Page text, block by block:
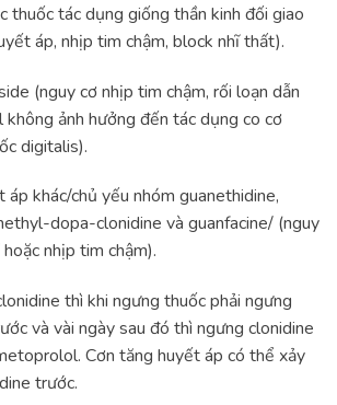
thuốc tác dụng giống thần kinh đối giao
áp, nhịp tim chậm, block nhĩ thất).
(nguy cơ nhịp tim chậm, rối loạn dẫn
ảnh hưởng đến tác dụng co cơ
digitalis).
áp khác/chủ yếu nhóm guanethidine,
dopa-clonidine và guanfacine/ (nguy
nhịp tim chậm).
thì khi ngưng thuốc phải ngưng
và vài ngày sau đó thì ngưng clonidine
Cơn tăng huyết áp có thể xảy
trước.